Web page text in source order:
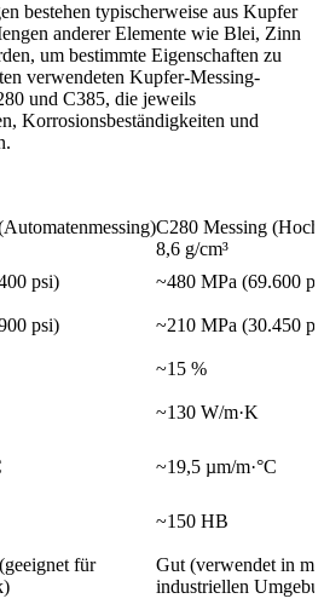
bestehen typischerweise aus Kupfer
anderer Elemente wie Blei, Zinn
um bestimmte Eigenschaften zu
verwendeten Kupfer-Messing-
und C385, die jeweils
Korrosionsbeständigkeiten und
C280 Messing
8,6 g/cm³
psi)
~480 MPa (69.600
psi)
~210 MPa (30.450
~15 %
~130 W/m·K
~19,5 µm/m·°C
~150 HB
für
Gut (verwendet in
industriellen